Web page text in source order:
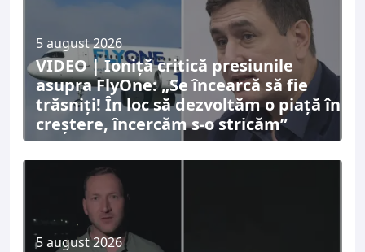
5 august 2026
VIDEO | Ioniță critică presiunile
asupra FlyOne: „Se încearcă să fie
trăsniți! În loc să dezvoltăm o piață în
creștere, încercăm s-o stricăm”
5 august 2026